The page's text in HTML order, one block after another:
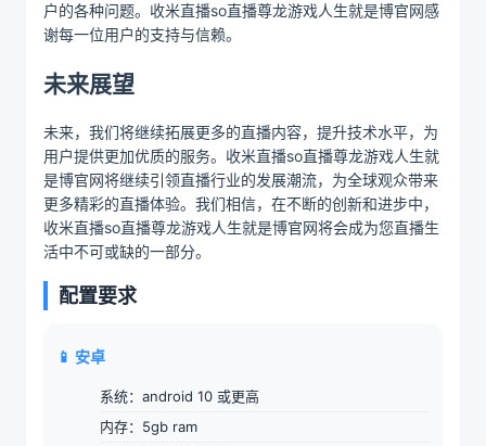
户的各种问题。收米直播so直播尊龙游戏人生就是博官网感
谢每一位用户的支持与信赖。
未来展望
未来，我们将继续拓展更多的直播内容，提升技术水平，为
用户提供更加优质的服务。收米直播so直播尊龙游戏人生就
是博官网将继续引领直播行业的发展潮流，为全球观众带来
更多精彩的直播体验。我们相信，在不断的创新和进步中，
收米直播so直播尊龙游戏人生就是博官网将会成为您直播生
活中不可或缺的一部分。
配置要求
📱 安卓
系统：android 10 或更高
内存：5gb ram